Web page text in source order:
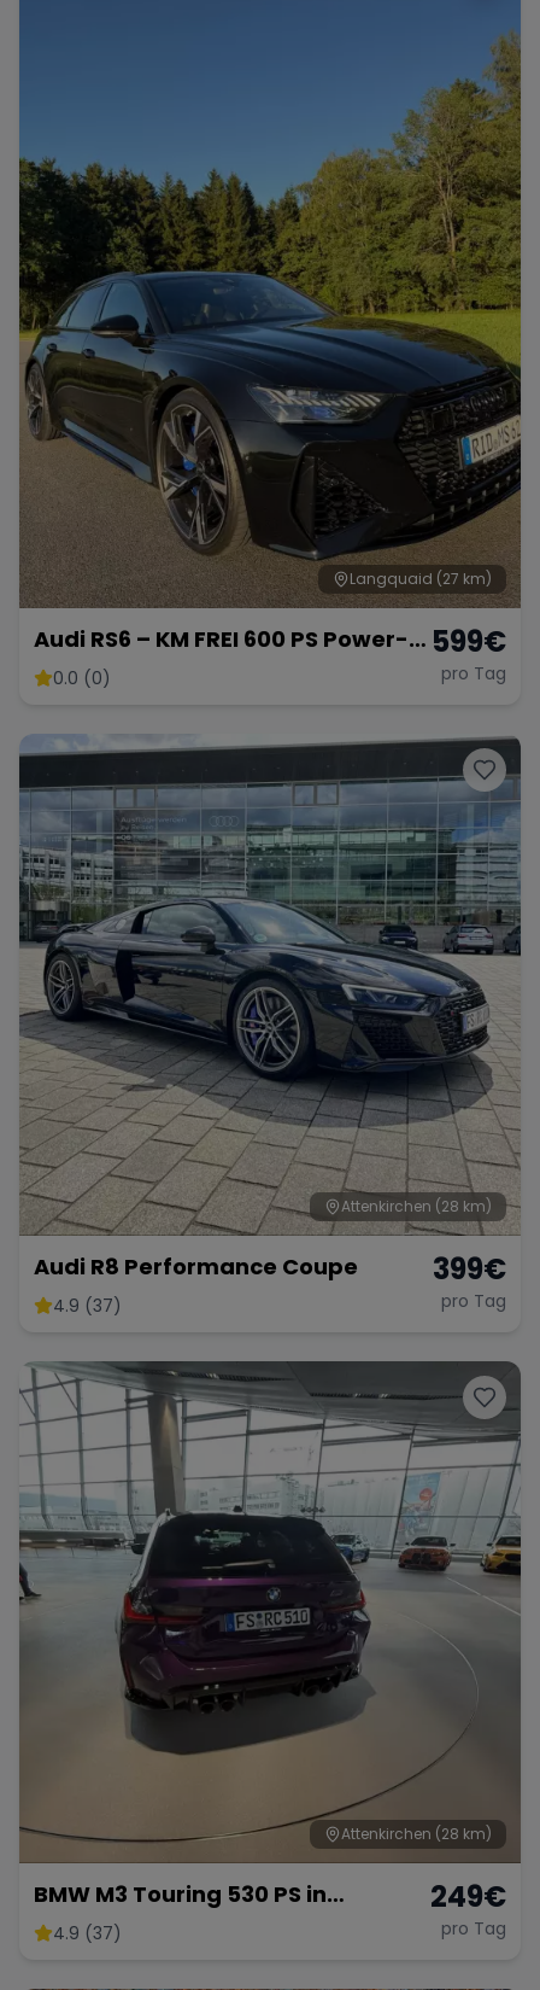
Langquaid (27 km)
Audi RS6 – KM FREI 600 PS Power-
Kombi
0.0 (0)
599€
pro Tag
Attenkirchen (28 km)
Audi R8 Performance Coupe
4.9 (37)
399€
pro Tag
Attenkirchen (28 km)
BMW M3 Touring 530 PS in
Individuell Purple
4.9 (37)
249€
pro Tag